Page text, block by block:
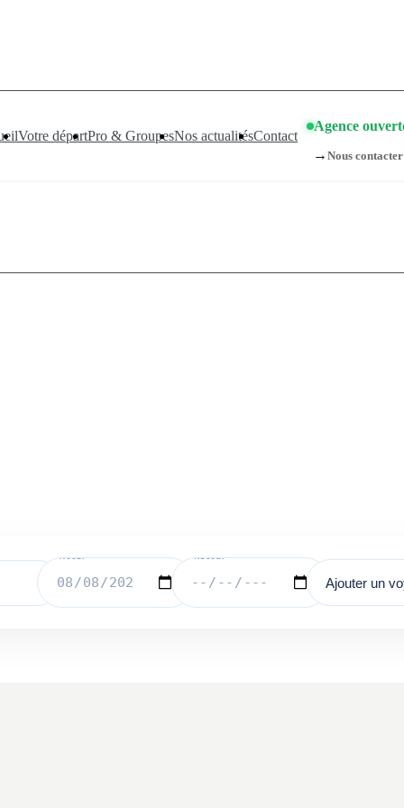
Votre départPro & GroupesNos actualitésContact
Agence
→ Nous contacter
Ajouter un